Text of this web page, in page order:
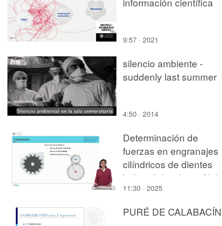
9:57 · 2021
silencio ambiente -
suddenly last summer
4:50 · 2014
Determinación de
fuerzas en engranajes
cilíndricos de dientes
helicoidales de perfil
evolvente
11:30 · 2025
PURÉ DE CALABACÍN